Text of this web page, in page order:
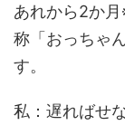
あれから2か
称「おっちゃ
す。
私：遅ればせ